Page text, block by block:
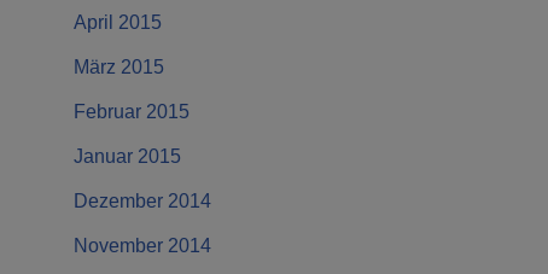
April 2015
März 2015
Februar 2015
Januar 2015
Dezember 2014
November 2014